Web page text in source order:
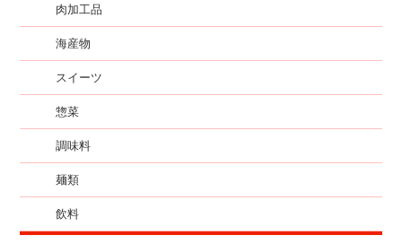
肉加工品
海産物
スイーツ
惣菜
調味料
麺類
飲料